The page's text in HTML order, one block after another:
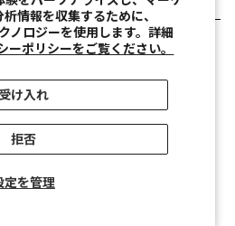
情報を収集するために、
ノロジーを使用します。詳細
ーポリシーをご覧ください。
定を管理
受け入れ
拒否
域